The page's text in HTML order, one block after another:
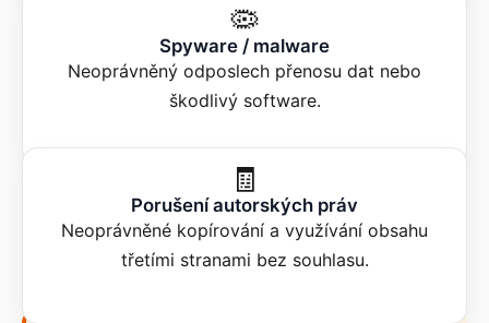
🦠
Spyware / malware
Neoprávněný odposlech přenosu dat nebo
škodlivý software.
🧾
Porušení autorských práv
Neoprávněné kopírování a využívání obsahu
třetími stranami bez souhlasu.